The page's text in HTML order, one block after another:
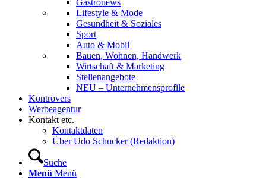
Gastronews
Lifestyle & Mode
Gesundheit & Soziales
Sport
Auto & Mobil
Bauen, Wohnen, Handwerk
Wirtschaft & Marketing
Stellenangebote
NEU – Unternehmens­profile
Kontrovers
Werbeagentur
Kontakt etc.
Kontaktdaten
Über Udo Schucker (Redaktion)
Suche
Menü Menü